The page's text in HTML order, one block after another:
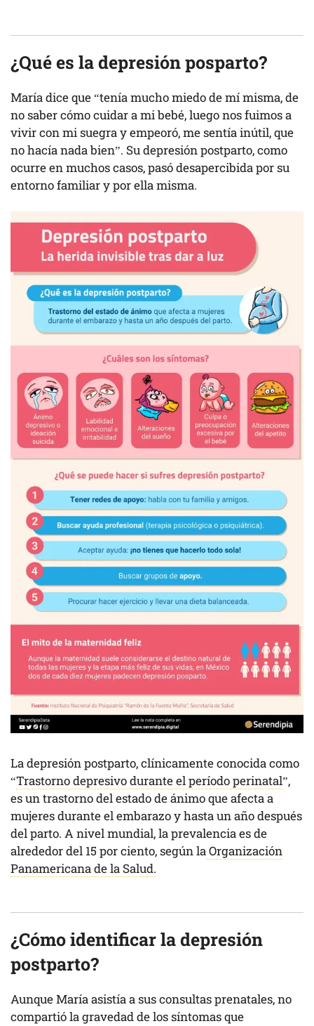
¿Qué es la depresión posparto?
María dice que “tenía mucho miedo de mí misma, de
no saber cómo cuidar a mi bebé, luego nos fuimos a
vivir con mi suegra y empeoró, me sentía inútil, que
no hacía nada bien”. Su depresión postparto, como
ocurre en muchos casos, pasó desapercibida por su
entorno familiar y por ella misma.
La depresión postparto, clínicamente conocida como
“Trastorno depresivo durante el período perinatal”,
es un trastorno del estado de ánimo que afecta a
mujeres durante el embarazo y hasta un año después
del parto. A nivel mundial, la prevalencia es de
alrededor del 15 por ciento, según laOrganización
Panamericana de la Salud.
¿Cómo identificar la depresión
postparto?
Aunque María asistía a sus consultas prenatales, no
compartió la gravedad de los síntomas que